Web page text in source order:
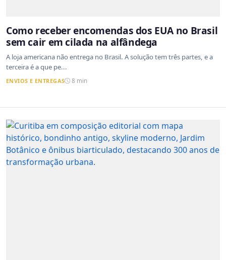
Como receber encomendas dos EUA no Brasil
sem cair em cilada na alfândega
A loja americana não entrega no Brasil. A solução tem três partes, e a
terceira é a que pe...
ENVIOS E ENTREGAS 8 min